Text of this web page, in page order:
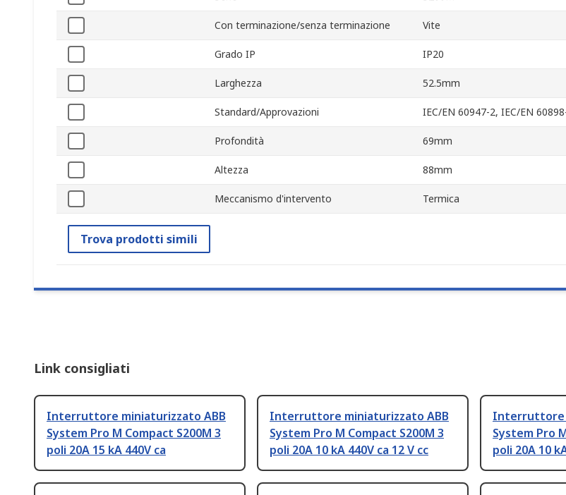
Con terminazione/senza terminazione Vite
Grado IP IP20
Larghezza 52.5mm
Standard/Approvazioni IEC/EN 60947-2, IEC/EN
Profondità 69mm
Altezza 88mm
Meccanismo d'intervento Termica
Trova prodotti simili
Link consigliati
Interruttore miniaturizzato ABB
System Pro M Compact S200M 3
poli 20A 15 kA 440V ca
Interruttore miniaturizzato ABB
System Pro M Compact S200M 3
poli 20A 10 kA 440V ca 12 V cc
Interruttore
System Pro
poli 20A 10